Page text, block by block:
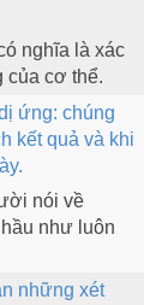
nghĩa là xác
của cơ thể.
ứng: chúng
kết quả và khi
nói về
như luôn
những xét